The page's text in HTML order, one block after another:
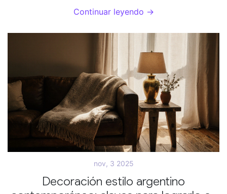
Bitcoin y USDT para pagar, enviar dinero y proteger
sus ahorros.
Continuar leyendo →
nov, 3 2025
Decoración estilo argentino